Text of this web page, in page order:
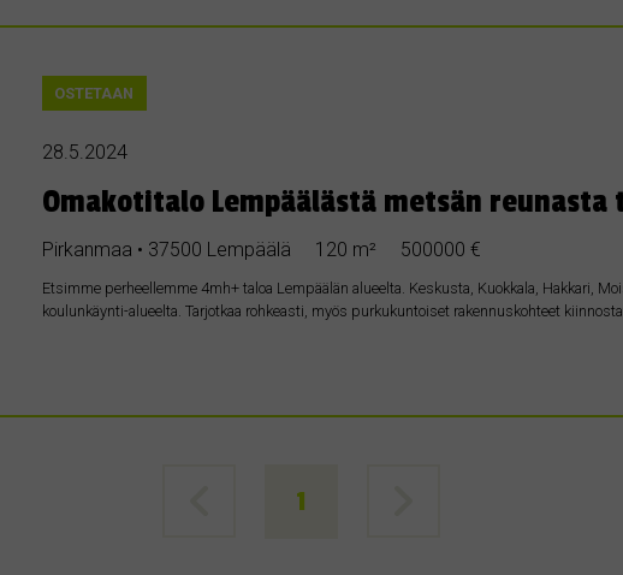
OSTETAAN
28.5.2024
Omakotitalo Lempäälästä metsän
Pirkanmaa • 37500 Lempäälä 120 m² 500000 €
Etsimme perheellemme 4mh+ taloa Lempäälän alueelta. Keskusta, Kuokkala, Hakkari,
koulunkäynti-alueelta. Tarjotkaa rohkeasti, myös purkukuntoiset rakennuskohteet
1